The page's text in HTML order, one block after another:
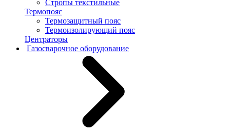
Стропы текстильные
Термопояс
Термозащитный пояс
Термоизолирующий пояс
Центраторы
Газосварочное оборудование